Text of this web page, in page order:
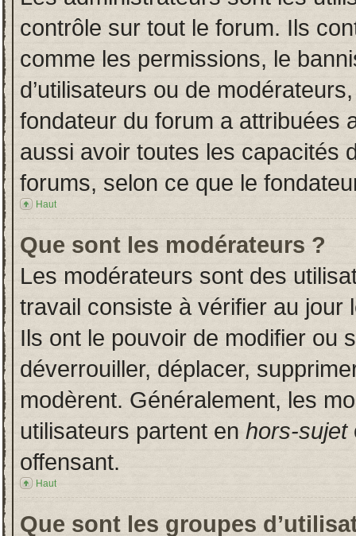
contrôle sur tout le forum. Ils
comme les permissions, le
d’utilisateurs ou de
fondateur du forum a attribuées
aussi avoir toutes les capacités
forums, selon ce que le
Haut
Que sont les modérateurs ?
Les modérateurs sont des
travail consiste à vérifier au jour
Ils ont le pouvoir de modifier ou
déverrouiller, déplacer,
modèrent. Généralement, les
utilisateurs partent en hors-sujet
offensant.
Haut
Que sont les groupes